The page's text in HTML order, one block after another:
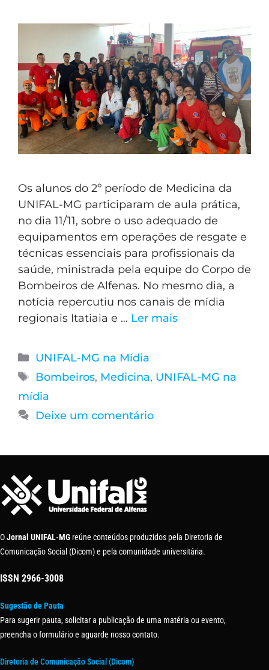
Os alunos do 2º período de Medicina da
UNIFAL-MG participaram de aula prática,
no dia 11/11, sobre o uso adequado de
equipamentos em operações de resgate e
técnicas essenciais para profissionais da
saúde, ministrada pela equipe do Corpo de
Bombeiros de Alfenas. No mesmo dia, a
notícia repercutiu nos canais de mídia
regionais Itatiaia e … Ler mais
UNIFAL-MG na Mídia
Bombeiros, Medicina, UNIFAL-MG na
mídia
Deixe um comentário
OJornal UNIFAL-MG reúne conteúdos produzidos pela Diretoria de
Comunicação Social (Dicom) e pela comunidade universitária.
ISSN 2966-3008
Sugestão de Pauta
Para sugerir pauta, solicitar a publicação de uma matéria ou evento,
preencha o formulário e aguarde nosso contato.
Diretoria de Comunicação Social (Dicom)